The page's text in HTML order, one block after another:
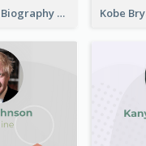
Bubba Wallace Biography Timeline